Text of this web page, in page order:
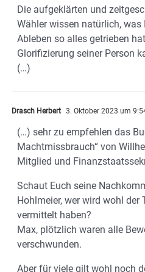
Die aufgeklärten und
Wähler wissen natürlich, was
Ableben so alles getrieben
Glorifizierung seiner Person
(…)
Drasch Herbert 3. Oktober 2023 um
(…) sehr zu empfehlen das
Machtmissbrauch“ von
Mitglied und
Schaut Euch seine
Hohlmeier, wer wird wohl der
vermittelt haben?
Max, plötzlich waren alle
verschwunden.
Aber für viele gilt wohl noch